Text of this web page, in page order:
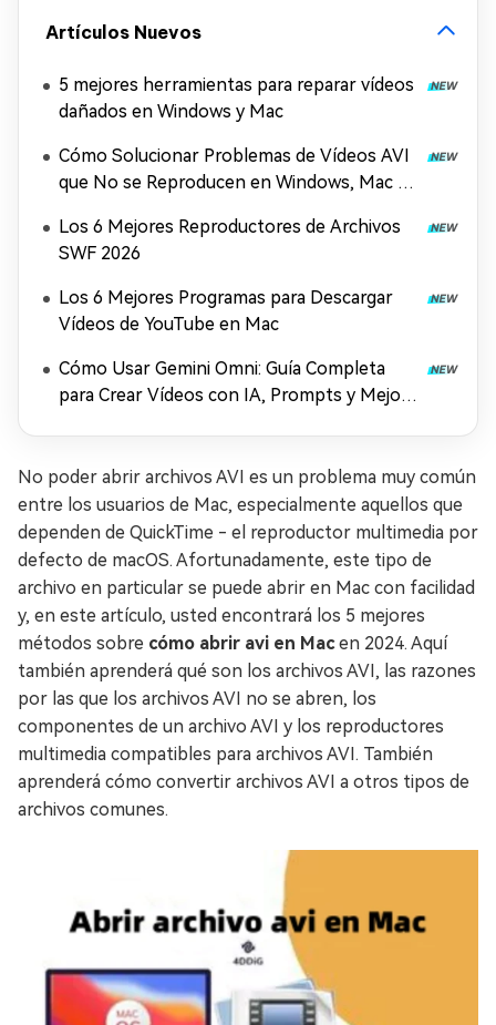
Artículos Nuevos
5 mejores herramientas para reparar vídeos
dañados en Windows y Mac
Cómo Solucionar Problemas de Vídeos AVI
que No se Reproducen en Windows, Mac y
Los 6 Mejores Reproductores de Archivos
SWF 2026
Los 6 Mejores Programas para Descargar
Vídeos de YouTube en Mac
Cómo Usar Gemini Omni: Guía Completa
para Crear Vídeos con IA, Prompts y Mejora
No poder abrir archivos AVI es un problema muy común
entre los usuarios de Mac, especialmente aquellos que
dependen de QuickTime - el reproductor multimedia por
defecto de macOS. Afortunadamente, este tipo de
archivo en particular se puede abrir en Mac con facilidad
y, en este artículo, usted encontrará los 5 mejores
métodos sobre cómo abrir avi en Macen 2024. Aquí
también aprenderá qué son los archivos AVI, las razones
por las que los archivos AVI no se abren, los
componentes de un archivo AVI y los reproductores
multimedia compatibles para archivos AVI. También
aprenderá cómo convertir archivos AVI a otros tipos de
archivos comunes.